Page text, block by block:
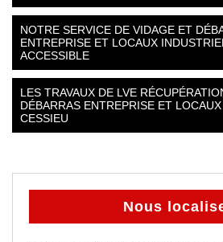
NOTRE SERVICE DE VIDAGE ET
ENTREPRISE ET LOCAUX
ACCESSIBLE
LES TRAVAUX DE LVE
DÉBARRAS ENTREPRISE ET LOCAUX
CESSIEU
Nous